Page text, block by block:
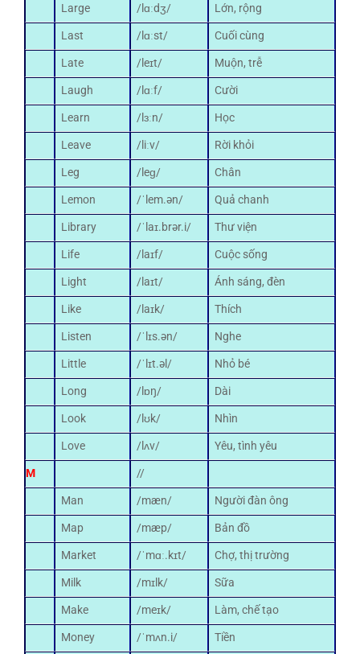
Large
/lɑːdʒ/
Lớn, rộng
Last
/lɑːst/
Cuối cùng
Late
/leɪt/
Muộn, trễ
Laugh
/lɑːf/
Cười
Learn
/lɜːn/
Học
Leave
/liːv/
Rời khỏi
Leg
/leɡ/
Chân
Lemon
/ˈlem.ən/
Quả chanh
Library
/ˈlaɪ.brər.i/
Thư viện
Life
/laɪf/
Cuộc sống
Light
/laɪt/
Ánh sáng, đèn
Like
/laɪk/
Thích
Listen
/ˈlɪs.ən/
Nghe
Little
/ˈlɪt.əl/
Nhỏ bé
Long
/lɒŋ/
Dài
Look
/lʊk/
Nhìn
Love
/lʌv/
Yêu, tình yêu
M
//
Man
/mæn/
Người đàn ông
Map
/mæp/
Bản đồ
Market
/ˈmɑː.kɪt/
Chợ, thị trường
Milk
/mɪlk/
Sữa
Make
/meɪk/
Làm, chế tạo
Money
/ˈmʌn.i/
Tiền